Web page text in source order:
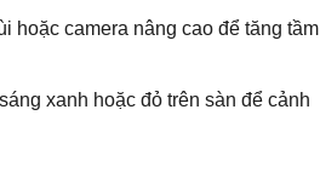
hoặc camera nâng cao để tăng tầm
xanh hoặc đỏ trên sàn để cảnh